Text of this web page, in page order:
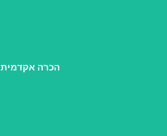
הכרה אקדמית